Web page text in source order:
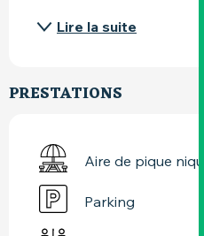
Lire la suite
PRESTATIONS
Aire de pique nique
Parking